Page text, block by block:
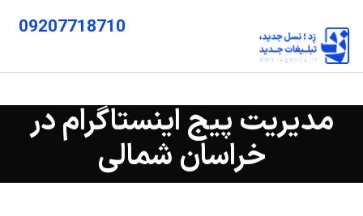
09207718710
مدیریت پیج اینستاگرام در
خراسان شمالی